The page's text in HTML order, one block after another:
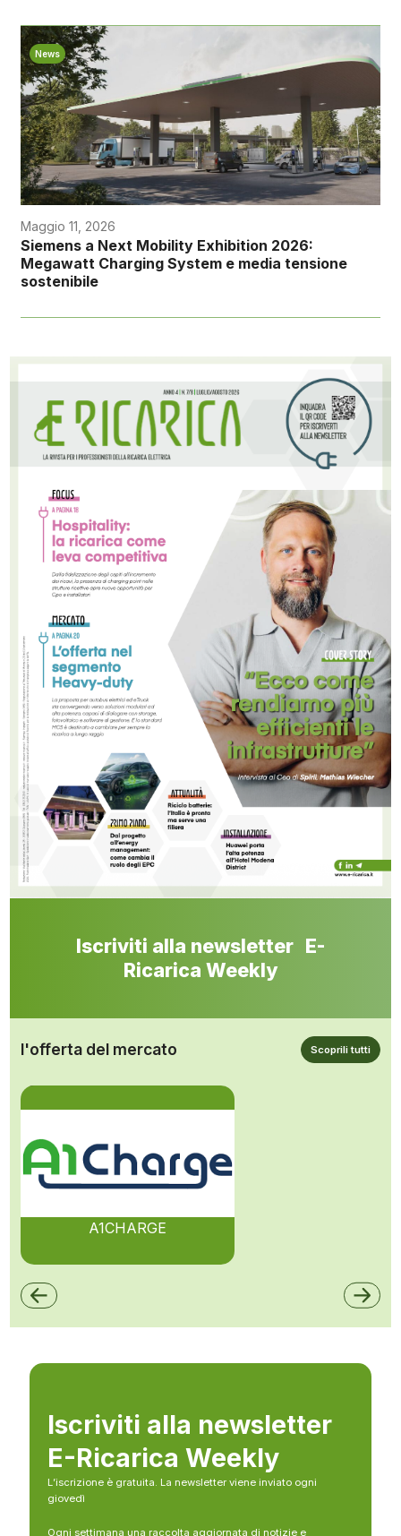
News
Maggio 11, 2026
Siemens a Next Mobility Exhibition 2026:
Megawatt Charging System e media tensione
sostenibile
Iscriviti alla newsletter E-
Ricarica Weekly
l'offerta del mercato Scoprili tutti
A1CHARGE
Iscriviti alla newsletter
E-Ricarica Weekly
L’iscrizione è gratuita. La newsletter viene inviato ogni
giovedì
Ogni settimana una raccolta aggiornata di notizie e